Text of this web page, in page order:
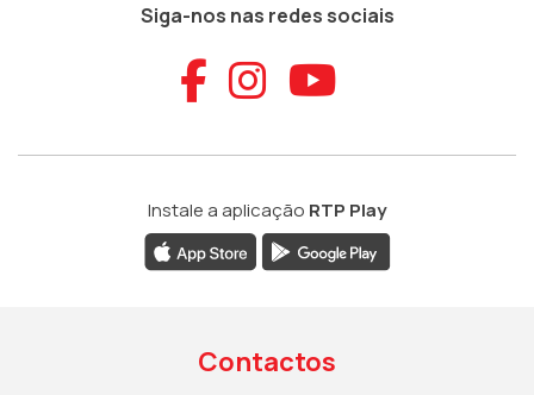
Siga-nos nas redes sociais
Aceder ao
Aceder ao
Aceder
Instale a aplicação RTP Play
Contactos